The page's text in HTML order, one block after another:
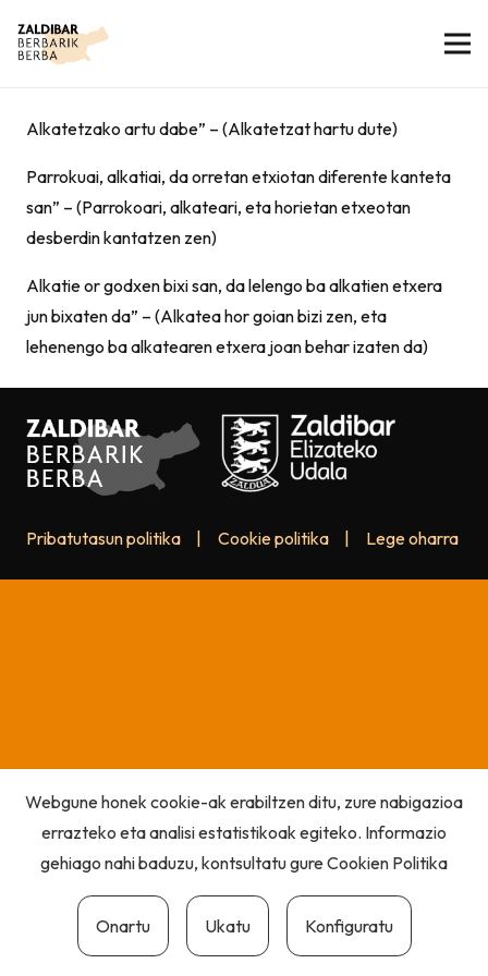
Alkatetzako artu dabe” – (Alkatetzat hartu dute)
Parrokuai, alkatiai, da orretan etxiotan diferente kanteta
san” – (Parrokoari, alkateari, eta horietan etxeotan
desberdin kantatzen zen)
Alkatie or godxen bixi san, da lelengo ba alkatien etxera
jun bixaten da” – (Alkatea hor goian bizi zen, eta
lehenengo ba alkatearen etxera joan behar izaten da)
Pribatutasun politika Cookie politika Lege oharra
Webgune honek cookie-ak erabiltzen ditu, zure nabigazioa
errazteko eta analisi estatistikoak egiteko. Informazio
gehiago nahi baduzu, kontsultatu gureCookien Politika
Onartu Ukatu Konfiguratu